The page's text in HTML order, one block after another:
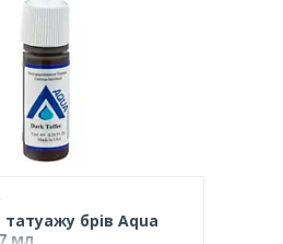
брів Aqua
мл